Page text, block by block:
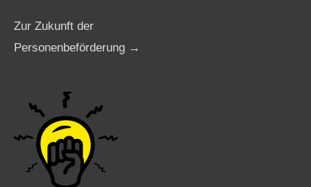
Zur Zukunft der
Personenbeförderung →